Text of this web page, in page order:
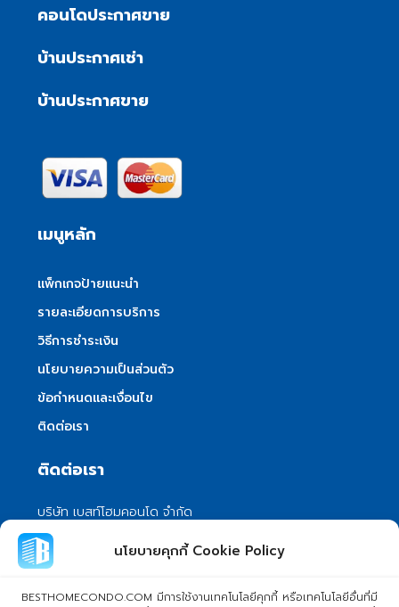
นโยบายคุกกี้ Cookie Policy
BESTHOMECONDO.COM มีการใช้งานเทคโนโลยีคุกกี้ หรือเทคโนโลยีอื่นที่มี
คอนโดประกาศขาย
บ้านประกาศเช่า
บ้านประกาศขาย
เมนูหลัก
แพ็กเกจป้ายแนะนำ
รายละเอียดการบริการ
วิธีการชำระเงิน
นโยบายความเป็นส่วนตัว
ข้อกำหนดและเงื่อนไข
ติดต่อเรา
ติดต่อเรา
บริษัท เบสท์โฮมคอนโด จำกัด
101/399 หมู่ 7 แขวงลําผักชี เขตหนองจอก
กรุงเทพมหานคร 10530
info@besthomecondo.com